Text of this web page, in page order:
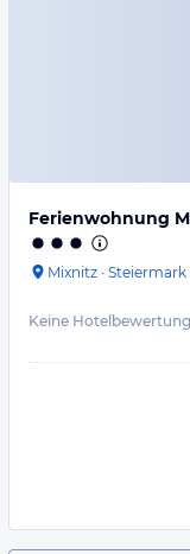
Ferienwohnung
Mixnitz · Steiermark
Keine